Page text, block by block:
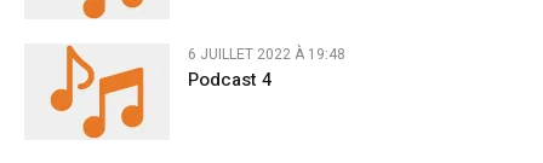
6 JUILLET 2022 À 19:48
Podcast 4